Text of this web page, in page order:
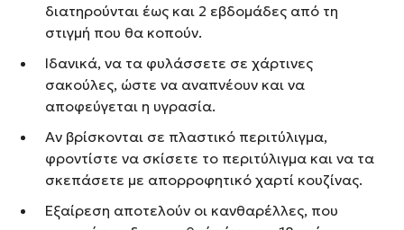
διατηρούνται έως και 2 εβδομάδες από τη
στιγμή που θα κοπούν.
Ιδανικά, να τα φυλάσσετε σε χάρτινες
σακούλες, ώστε να αναπνέουν και να
αποφεύγεται η υγρασία.
Αν βρίσκονται σε πλαστικό περιτύλιγμα,
φροντίστε να σκίσετε το περιτύλιγμα και να τα
σκεπάσετε με απορροφητικό χαρτί κουζίνας.
Εξαίρεση αποτελούν οι κανθαρέλλες, που